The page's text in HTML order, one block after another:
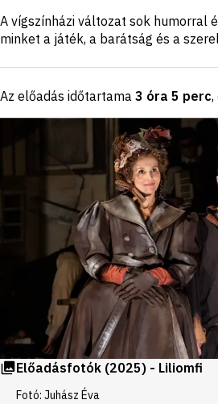
A vígszínházi változat sok humorral
minket a játék, a barátság és a
Az előadás időtartama 3 óra 5 perc,
Előadásfotók (2025) - Liliomfi
Fotó: Juhász Éva